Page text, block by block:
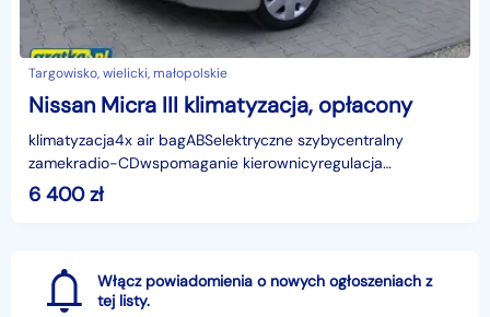
Targowisko, wielicki, małopolskie
Nissan Micra III klimatyzacja, opłacony
klimatyzacja4x air bagABSelektryczne szybycentralny
zamekradio-CDwspomaganie kierownicyregulacja
kierownicyregulacja kierownicyelektryczne szybylakier
metalikSa
6 400zł
Włącz powiadomienia o nowych ogłoszeniach z
tej listy.